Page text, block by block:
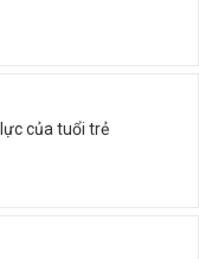
của tuổi trẻ